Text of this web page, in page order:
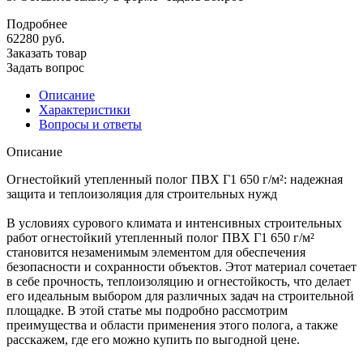
Подробнее
62280 руб.
Заказать товар
Задать вопрос
Описание
Характеристики
Вопросы и ответы
Описание
Огнестойкий утепленный полог ПВХ Г1 650 г/м²: надежная
защита и теплоизоляция для строительных нужд
В условиях сурового климата и интенсивных строительных
работ огнестойкий утепленный полог ПВХ Г1 650 г/м²
становится незаменимым элементом для обеспечения
безопасности и сохранности объектов. Этот материал сочетает
в себе прочность, теплоизоляцию и огнестойкость, что делает
его идеальным выбором для различных задач на строительной
площадке. В этой статье мы подробно рассмотрим
преимущества и области применения этого полога, а также
расскажем, где его можно купить по выгодной цене.